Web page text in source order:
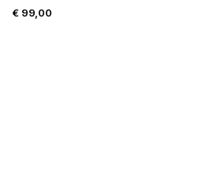
€99,00